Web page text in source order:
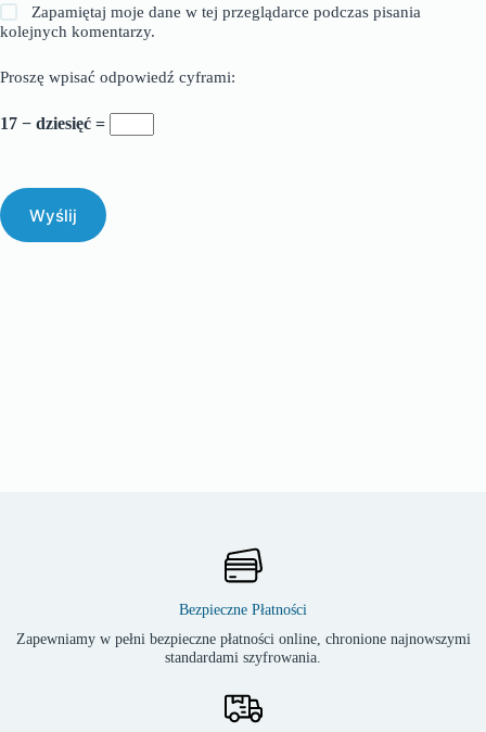
Zapamiętaj moje dane w tej przeglądarce podczas pisania
kolejnych komentarzy.
Proszę wpisać odpowiedź cyframi:
17 − dziesięć =
Wyślij
Bezpieczne Płatności
Zapewniamy w pełni bezpieczne płatności online, chronione najnowszymi
standardami szyfrowania.